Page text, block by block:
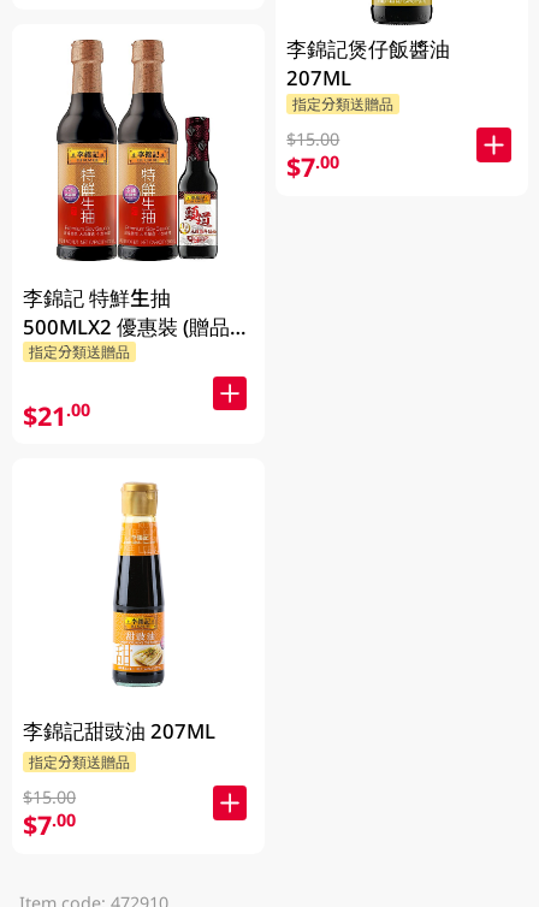
李錦記 特鮮生抽
500MLX2 優惠裝 (贈品隨
機發放)
指定分類送贈品
$21.00
李錦記甜豉油 207ML
指定分類送贈品
$15.00
$7.00
李錦記煲仔飯醬油
207ML
指定分類送贈品
$15.00
$7.00